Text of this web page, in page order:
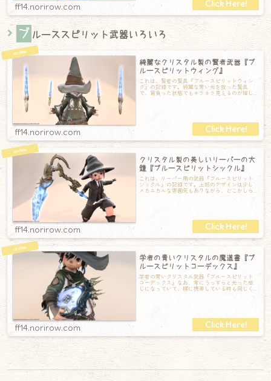
ff14.norirow.com
ブ ルーススピリット武器いろいろ
綺麗なクリスタル製の賢者武器『ブ
ルースピリットウィング』
これは、賢者の賢具『ブルースピリットウィン
グ』の記録です。綺麗な青い光を放った賢具
で、背負った状態でもキラキラ見えるのが嬉し
いところ。上部はゴールドの台座があり高級感
ff14.norirow.com
クリスタル製の美しいリーパーの大
鎌『ブルースピリットシックル』
これは、リーパー用の武器『ブルースピリット
シックル』の記録です。上部のデザインは少し
メカニカルな雰囲気もありながら、どこかしら
甲冑のような美しさも持っています。常にクリ
ff14.norirow.com
学者の青いクリスタルの魔道書『ブ
ルースピリットコーデックス』
学者の青いクリスタル武器『ブルースピリット
コーデックス』なお、常にうっすらと光った感
じになっていて、腰に携帯している時も同じく
うっすらと光っています。台形というか扇型の
ff14.norirow.com